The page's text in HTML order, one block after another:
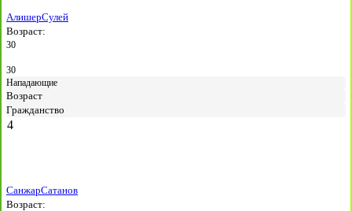
АлишерСулей
Возраст:
30
30
Нападающие
Возраст
Гражданство
4
СанжарСатанов
Возраст: